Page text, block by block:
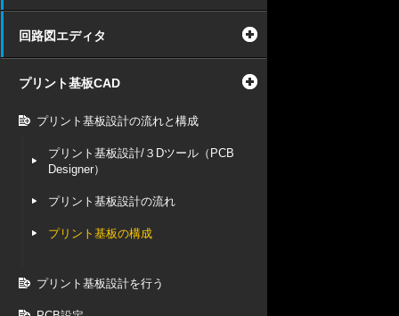
回路図エディタ
プリント基板CAD
プリント基板設計の流れと構成
プリント基板設計/３Dツール（PCB
Designer）
プリント基板設計の流れ
プリント基板の構成
プリント基板設計を行う